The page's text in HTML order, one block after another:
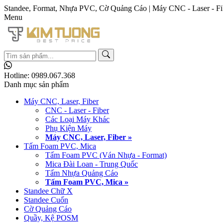
Standee, Format, Nhựa PVC, Cờ Quảng Cáo | Máy CNC - Laser -
Menu
Hotline: 0989.067.368
Danh mục sản phẩm
Máy CNC, Laser, Fiber
CNC - Laser - Fiber
Các Loại Máy Khác
Phụ Kiện Máy
Máy CNC, Laser, Fiber »
Tấm Foam PVC, Mica
Tấm Foam PVC (Ván Nhựa - Format)
Mica Đài Loan - Trung Quốc
Tấm Nhựa Quảng Cáo
Tấm Foam PVC, Mica »
Standee Chữ X
Standee Cuốn
Cờ Quảng Cáo
Quầy, Kệ POSM